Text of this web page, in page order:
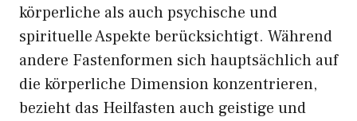
körperliche als auch psychische und
spirituelle Aspekte berücksichtigt. Während
andere Fastenformen sich hauptsächlich auf
die körperliche Dimension konzentrieren,
bezieht das Heilfasten auch geistige und